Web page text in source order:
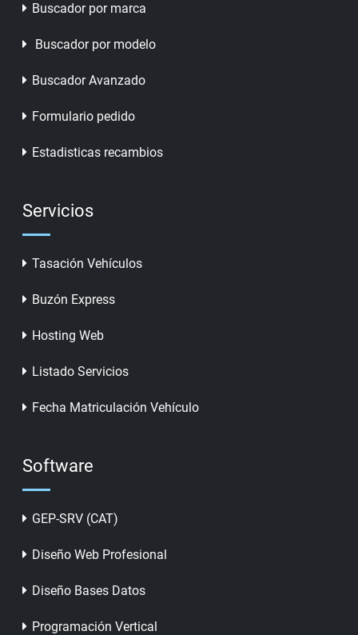
Buscador por marca
Buscador por modelo
Buscador Avanzado
Formulario pedido
Estadisticas recambios
Servicios
Tasación Vehículos
Buzón Express
Hosting Web
Listado Servicios
Fecha Matriculación Vehículo
Software
GEP-SRV (CAT)
Diseño Web Profesional
Diseño Bases Datos
Programación Vertical